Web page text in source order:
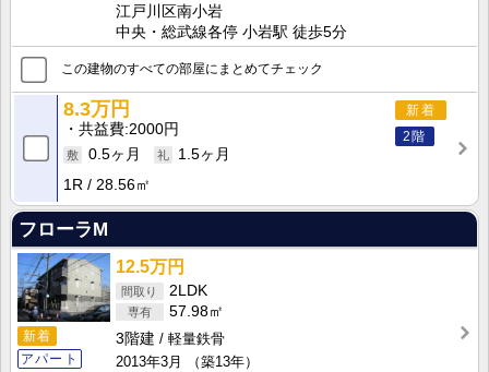
江戸川区南小岩
中央・総武線各停 小岩駅 徒歩5分
この建物のすべての部屋にまとめてチェック
新着
2階
8.3万円
共益費 2000円
0.5ヶ月
1.5ヶ月
1R
28.56㎡
フローラM
新着
アパート
12.5万円
2LDK
57.98㎡
3階建
軽量鉄骨
2013年3月
（築13年）